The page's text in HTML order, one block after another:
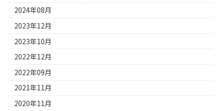
2024年08月
2023年12月
2023年10月
2022年12月
2022年09月
2021年11月
2020年11月